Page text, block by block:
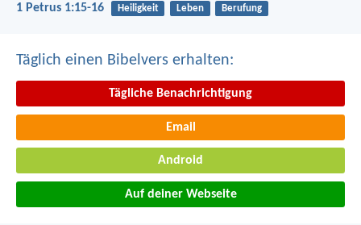
1 Petrus 1:15-16 Heiligkeit Leben Berufung
Täglich einen Bibelvers erhalten:
Tägliche Benachrichtigung
Email
Android
Auf deiner Webseite